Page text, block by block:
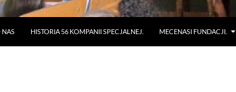
NAS HISTORIA 56 KOMPANII SPECJALNEJ. MECENASI FUNDACJI.